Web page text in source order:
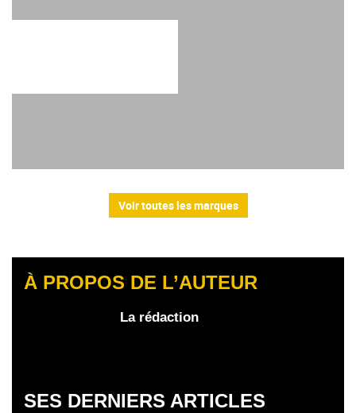
Voir toutes les marques
À PROPOS DE L’AUTEUR
La rédaction
SES DERNIERS ARTICLES